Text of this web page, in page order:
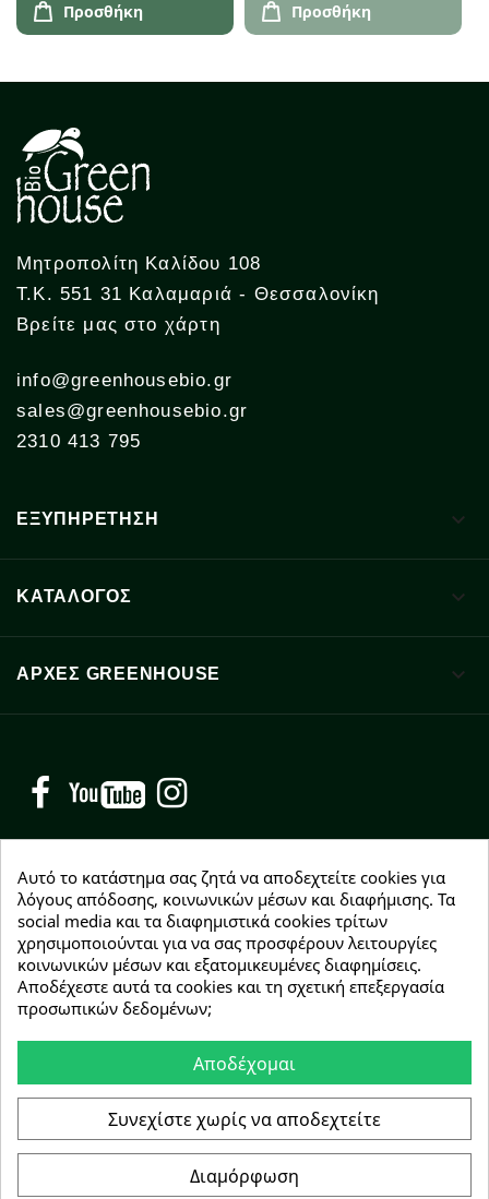
Προσθήκη Προσθήκη
Μητροπολίτη Καλίδου 108
Τ.Κ. 551 31 Καλαμαριά - Θεσσαλονίκη
Βρείτε μας στο χάρτη
info@greenhousebio.gr
sales@greenhousebio.gr
2310 413 795
ΕΞΥΠΗΡΕΤΗΣΗ 
ΚΑΤΑΛΟΓΟΣ 
ΑΡΧΈΣ GREENHOUSE 
Facebook YouTube
NEWSLETTER
Εγγραφείτε δωρεάν και θα είστε οι πρώτοι που θα
λάβετε τα νέα μας γύρω από προσφορές, εκπτώσεις
και νέα προϊόντα.
Συμφωνώ με τουςόρους χρήσης
Copyright © 2026 Greenhousebio
Αυτό το κατάστημα σας ζητά να αποδεχτείτε cookies για
λόγους απόδοσης, κοινωνικών μέσων και διαφήμισης. Τα
social media και τα διαφημιστικά cookies τρίτων
χρησιμοποιούνται για να σας προσφέρουν λειτουργίες
κοινωνικών μέσων και εξατομικευμένες διαφημίσεις.
Αποδέχεστε αυτά τα cookies και τη σχετική επεξεργασία
προσωπικών δεδομένων;
Αποδέχομαι
Συνεχίστε χωρίς να αποδεχτείτε
Διαμόρφωση